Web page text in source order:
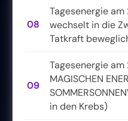
08
Tagesenergie
wechselt in die
Tatkraft
09
Tagesenergie am
MAGISCHEN
in den Krebs)